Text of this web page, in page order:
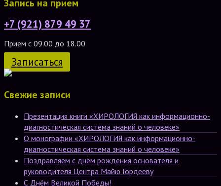
Запись на прием
+7 (921) 879 49 37
Прием с 09.00 до 18.00
Записаться
Свежие записи
Презентация книги «ХИРОЛОГИЯ как информационно-
диагностическая система знаний о человеке»
О монографии «ХИРОЛОГИЯ как информационно-
диагностическая система знаний о человеке»
Поздравляем с днём рождения основателя и
руководителя Центра Майю Гордееву
С Днём Великой Победы!